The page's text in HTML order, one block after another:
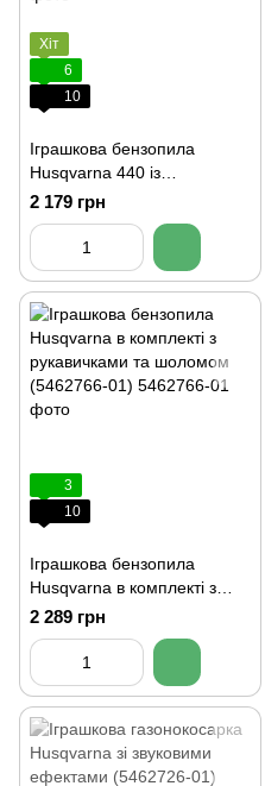
Хіт
6
10
Іграшкова бензопила
Husqvarna 440 із
реалістичним звуком
(5227711-01)
2 179 грн
3
10
Іграшкова бензопила
Husqvarna в комплекті з
рукавичками та шоломом
(5462766-01)
2 289 грн